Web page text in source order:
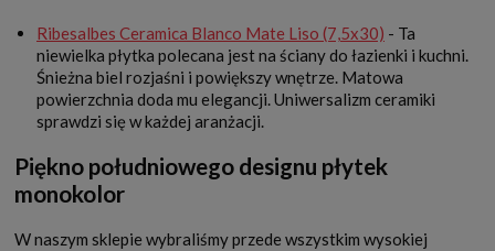
Ribesalbes Ceramica Blanco Mate Liso (7,5x30) - Ta
niewielka płytka polecana jest na ściany do łazienki i kuchni.
Śnieżna biel rozjaśni i powiększy wnętrze. Matowa
powierzchnia doda mu elegancji. Uniwersalizm ceramiki
sprawdzi się w każdej aranżacji.
Piękno południowego designu płytek
monokolor
W naszym sklepie wybraliśmy przede wszystkim wysokiej